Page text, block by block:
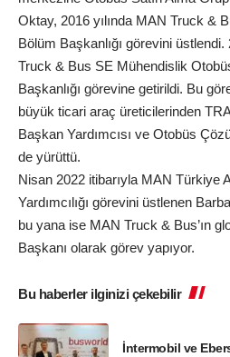
Oktay, 2016 yılında MAN Truck &
Bölüm Başkanlığı görevini üstlendi.
Truck & Bus SE Mühendislik
Başkanlığı görevine getirildi. Bu
büyük ticari araç üreticilerinden
Başkan Yardımcısı ve Otobüs
de yürüttü.
Nisan 2022 itibarıyla MAN Türkiye
Yardımcılığı görevini üstlenen
bu yana ise MAN Truck & Bus’ın
Başkanı olarak görev yapıyor.
Bu haberler ilginizi çekebilir
İntermobil ve